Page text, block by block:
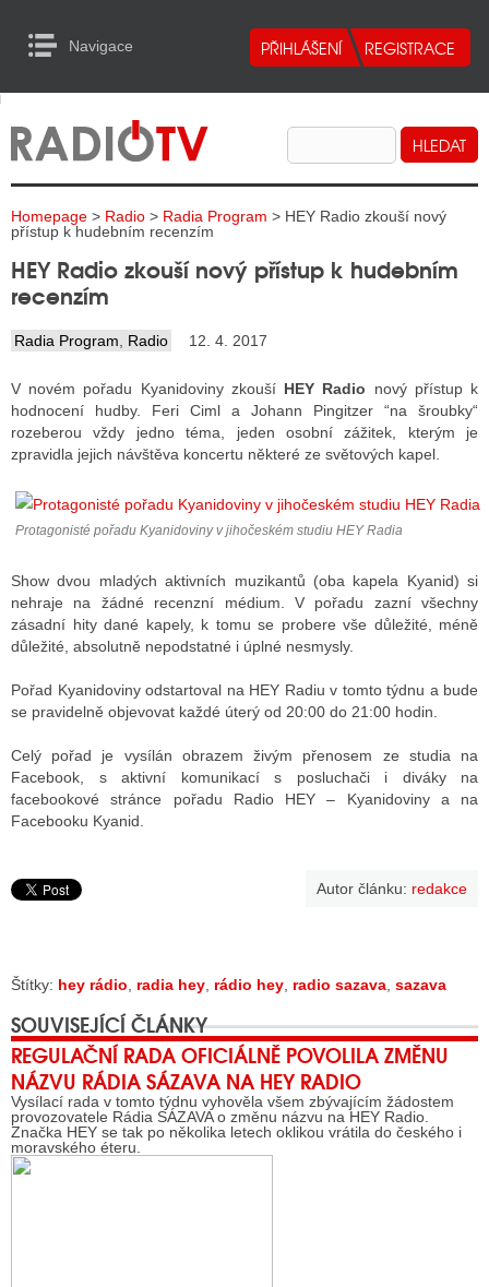
Navigace
RADIA
TELEVIZE
INTERNET
TISK
RADIA
RÁDIÍ
RÁDIÍ
TELEVIZÍ
VYSÍLAČE
INTERNET
RÁDIA
STRÁNKY RÁDIÍ
STÁT BLOGEREM
BLOGERA
to Content
Homepage > Radio > Radia Program > HEY Radio zkouší nový
přístup k hudebním recenzím
HEY Radio zkouší nový přístup k hudebním
recenzím
Radia Program Radio 12. 4. 2017
V novém pořadu Kyanidoviny zkouší HEY Radio nový přístup k
hodnocení hudby. Feri Ciml a Johann Pingitzer “na šroubky“
rozeberou vždy jedno téma, jeden osobní zážitek, kterým je
zpravidla jejich návštěva koncertu některé ze světových kapel.
Protagonisté pořadu Kyanidoviny v jihočeském studiu HEY Radia
Show dvou mladých aktivních muzikantů (oba kapela Kyanid) si
nehraje na žádné recenzní médium. V pořadu zazní všechny
zásadní hity dané kapely, k tomu se probere vše důležité, méně
důležité, absolutně nepodstatné i úplné nesmysly.
Pořad Kyanidoviny odstartoval na HEY Radiu v tomto týdnu a bude
se pravidelně objevovat každé úterý od 20:00 do 21:00 hodin.
Celý pořad je vysílán obrazem živým přenosem ze studia na
Facebook, s aktivní komunikací s posluchači i diváky na
facebookové stránce pořadu Radio HEY – Kyanidoviny a na
Facebooku Kyanid.
Autor článku: redakce
Štítky: hey rádio radia hey rádio hey radio sazava sazava
SOUVISEJÍCÍ ČLÁNKY
REGULAČNÍ RADA OFICIÁLNĚ POVOLILA ZMĚNU
NÁZVU RÁDIA SÁZAVA NA HEY RADIO
Vysílací rada v tomto týdnu vyhověla všem zbývajícím žádostem
provozovatele Rádia SÁZAVA o změnu názvu na HEY Radio.
Značka HEY se tak po několika letech oklikou vrátila do českého i
moravského éteru.